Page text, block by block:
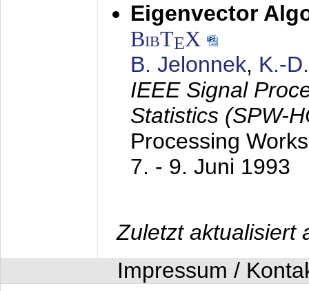
Eigenvector
BibTEX
B. Jelonnek, K.-
IEEE Signal
Statistics (SPW-
Processing
7. - 9. Juni 1993
Zuletzt aktualisiert
Impressum /